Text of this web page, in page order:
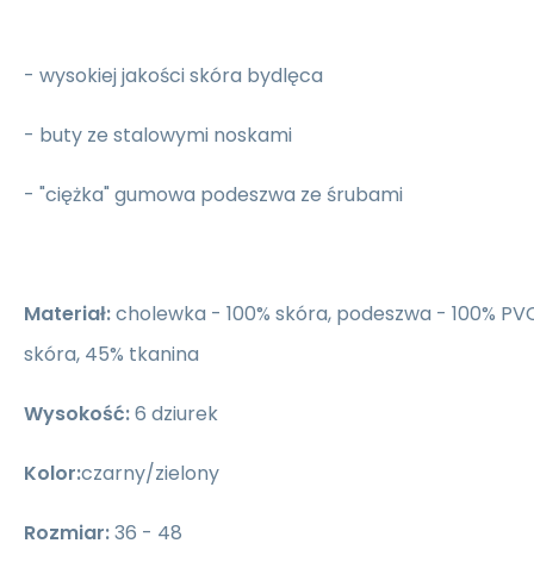
- wysokiej jakości skóra bydlęca
- buty ze stalowymi noskami
- "ciężka" gumowa podeszwa ze śrubami
Materiał:cholewka - 100% skóra, podeszwa - 100%
skóra, 45% tkanina
Wysokość:6 dziurek
Kolor:czarny/zielony
Rozmiar:36 - 48